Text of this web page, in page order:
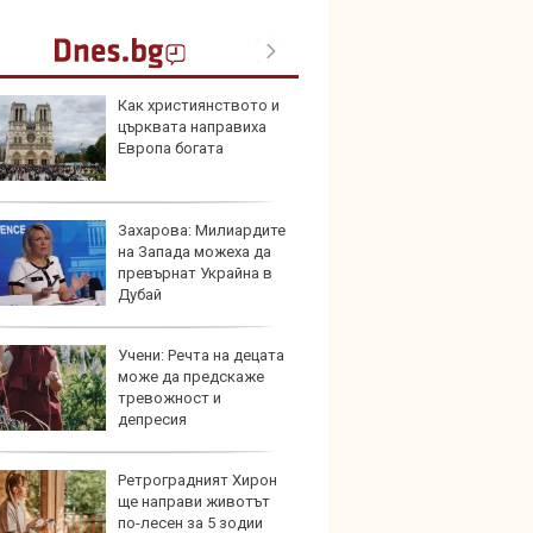
Как християнството и
църквата направиха
Европа богата
Захарова: Милиардите
на Запада можеха да
превърнат Украйна в
Дубай
Учени: Речта на децата
може да предскаже
тревожност и
депресия
Ретроградният Хирон
ще направи животът
по-лесен за 5 зодии